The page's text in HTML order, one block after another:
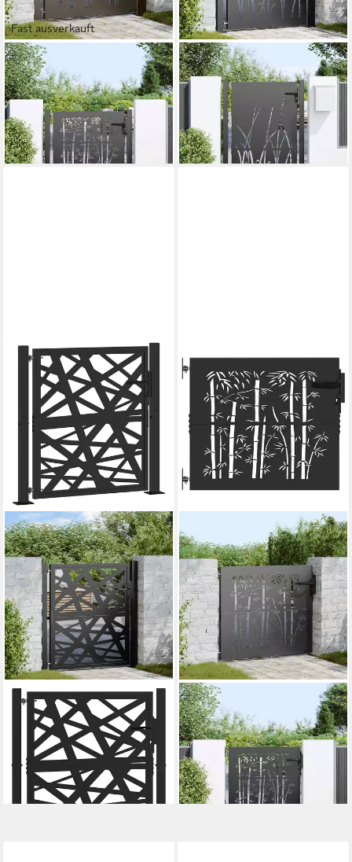
Fast ausverkauft
VIDAXL
Gartentor Gartentor 110 x
105 cm Pulverbeschichteter
Stahl Abschließbar
ab 193,99 €
lieferbar - in 5-6 Werktagen bei dir
VIDAXL
Gartentor Gartentor 110 x
130 cm Pulverbeschichteter
Stahl Abschließbar
ab 216,99 €
lieferbar - in 5-6 Werktagen bei dir
VIDAXL
Gartentor Gartentor Schwarz
100x100 cm Stahl Lichtdesign
ab 173,99 €
lieferbar - in 5-6 Werktagen bei dir
VIDAXL
Gartentor Gartentor 85 x 100
cm Pulverbeschichteter Stahl
Abschließbar
ab 159,99 €
lieferbar - in 5-6 Werktagen bei dir